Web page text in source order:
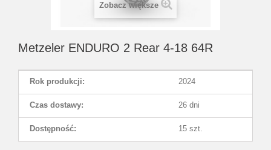
Zobacz większe
Metzeler ENDURO 2 Rear 4-18 64R
Rok produkcji: 2024
Czas dostawy: 26 dni
Dostępność: 15 szt.